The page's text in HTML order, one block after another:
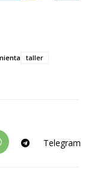
taller
Telegram